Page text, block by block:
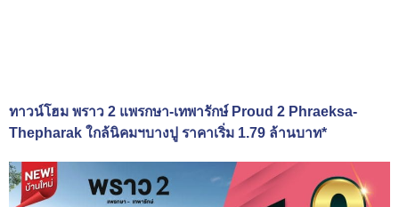
ทาวน์โฮม พราว 2 แพรกษา-เทพารักษ์ Proud 2 Phraeksa-
Thepharak ใกล้นิคมฯบางปู ราคาเริ่ม 1.79 ล้านบาท*